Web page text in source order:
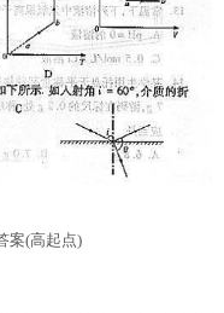
案(高起点)